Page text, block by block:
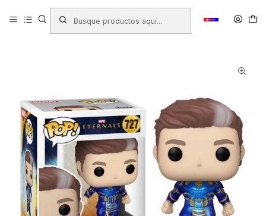
Productos JUGUETERIA Figuras de Colección
FIGURA CON CABEZA OSCILANTE FUNKO ETERNALS IKARIS N°727
+3